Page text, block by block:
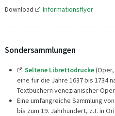
Download Informationsflyer
Sondersammlungen
Seltene Librettodrucke
eine für die Jahre 1637 bis 1734
Textbüchern venezianischer
Eine umfangreiche Sammlung von
bis zum 19. Jahrhundert, z.T. in